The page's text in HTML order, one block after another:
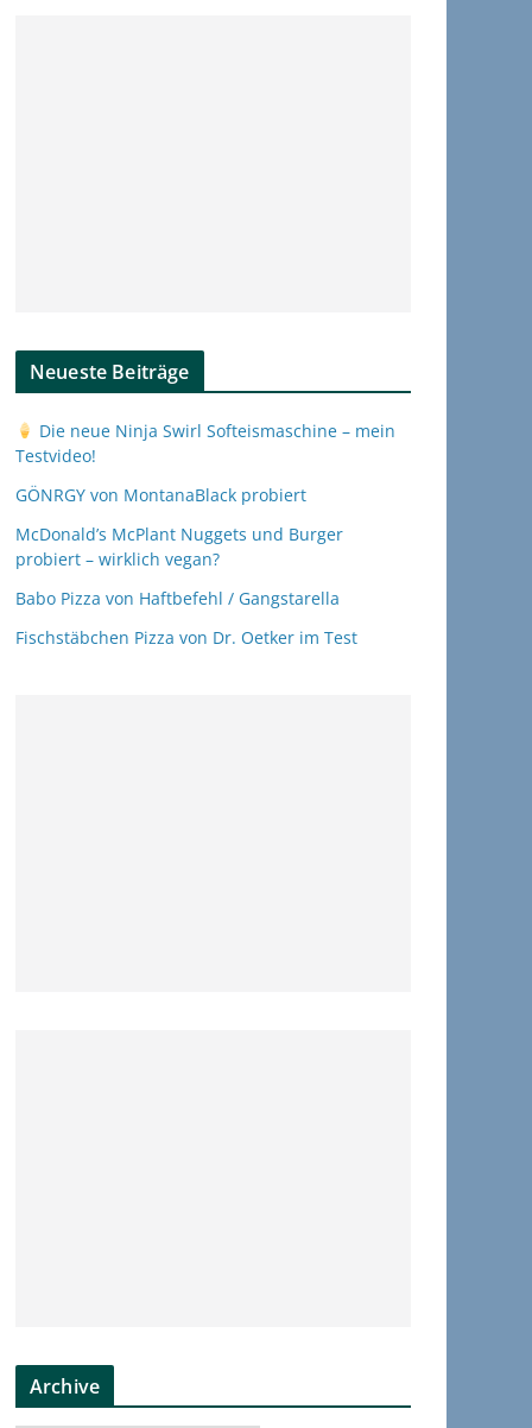
Neueste Beiträge
Die neue Ninja Swirl Softeismaschine – mein
Testvideo!
GÖNRGY von MontanaBlack probiert
McDonald’s McPlant Nuggets und Burger
probiert – wirklich vegan?
Babo Pizza von Haftbefehl / Gangstarella
Fischstäbchen Pizza von Dr. Oetker im Test
Archive